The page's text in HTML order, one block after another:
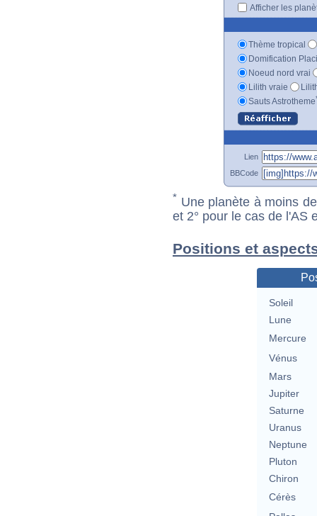
Afficher les
Thème tropical
Domification
Noeud nord vrai
Lilith vraie
Sauts Astrotheme
Lien
BBCode
* Une planète à moins
et 2° pour le cas de l'AS
Positions et
Soleil
Lune
Mercure
Vénus
Mars
Jupiter
Saturne
Uranus
Neptune
Pluton
Chiron
Cérès